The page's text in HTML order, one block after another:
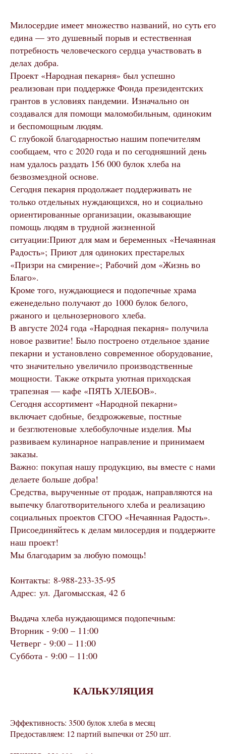
Милосердие имеет множество названий, но суть его
едина — это душевный порыв и естественная
потребность человеческого сердца участвовать в
делах добра.
Проект «Народная пекарня» был успешно
реализован при поддержке Фонда президентских
грантов в условиях пандемии. Изначально он
создавался для помощи маломобильным, одиноким
и беспомощным людям.
С глубокой благодарностью нашим попечителям
сообщаем, что с 2020 года и по сегодняшний день
нам удалось раздать 156 000 булок хлеба на
безвозмездной основе.
Сегодня пекарня продолжает поддерживать не
только отдельных нуждающихся, но и социально
ориентированные организации, оказывающие
помощь людям в трудной жизненной
ситуации:Приют для мам и беременных «Нечаянная
Радость»; Приют для одиноких престарелых
«Призри на смирение»; Рабочий дом «Жизнь во
Благо».
Кроме того, нуждающиеся и подопечные храма
еженедельно получают до 1000 булок белого,
ржаного и цельнозернового хлеба.
В августе 2024 года «Народная пекарня» получила
новое развитие! Было построено отдельное здание
пекарни и установлено современное оборудование,
что значительно увеличило производственные
мощности. Также открыта уютная приходская
трапезная — кафе «ПЯТЬ ХЛЕБОВ».
Сегодня ассортимент «Народной пекарни»
включает сдобные, бездрожжевые, постные
и безглютеновые хлебобулочные изделия. Мы
развиваем кулинарное направление и принимаем
заказы.
Важно: покупая нашу продукцию, вы вместе с нами
делаете больше добра!
Средства, вырученные от продаж, направляются на
выпечку благотворительного хлеба и реализацию
социальных проектов СГОО «Нечаянная Радость».
Присоединяйтесь к делам милосердия и поддержите
наш проект!
Мы благодарим за любую помощь!
Контакты: 8-988-233-35-95
Адрес: ул. Дагомысская, 42 б
Выдача хлеба нуждающимся подопечным:
Вторник - 9:00 – 11:00
Четверг - 9:00 – 11:00
Суббота - 9:00 – 11:00
КАЛЬКУЛЯЦИЯ
Эффективность: 3500 булок хлеба в месяц
Предоставляем: 12 партий выпечки от 250 шт.